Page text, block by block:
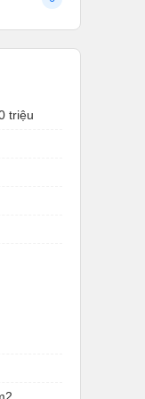
triệu